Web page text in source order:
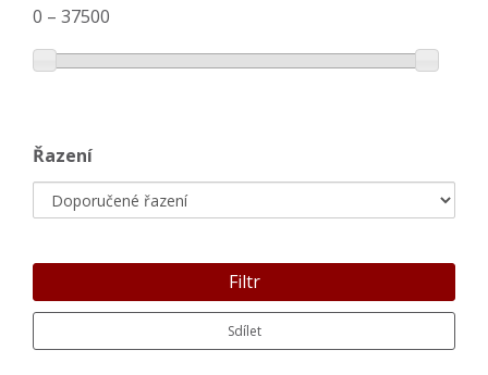
0 – 37500
Řazení
Filtr
Sdílet